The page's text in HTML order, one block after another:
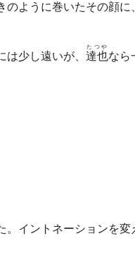
ように巻いたその顔に
少し遠いが、 達也
たつや
なら
。イントネーションを変